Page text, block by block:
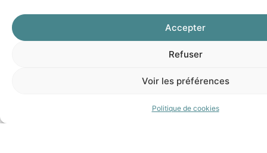
Accepter
Refuser
Voir les préférences
Politique de cookies
du